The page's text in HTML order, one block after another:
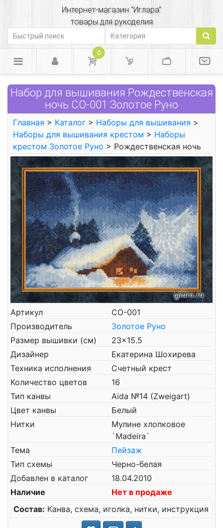
Интернет-магазин "Иглара"
товары для рукоделия
0
Набор для вышивания Рождественская
ночь СО-001 Золотое Руно
Главная > Каталог > Наборы для вышивания >
Наборы для вышивания крестом > Наборы
крестом Золотое Руно > Рождественская ночь
Артикул
СО-001
Производитель
Золотое Руно
Размер вышивки (см)
23x15.5
Дизайнер
Екатерина Шохирева
Техника исполнения
Счетный крест
Количество цветов
16
Тип канвы
Aida №14 (Zweigart)
Цвет канвы
Белый
Нитки
Мулине хлопковое
`Madeira`
Тема
Пейзаж
Тип схемы
Черно-белая
Добавлен в каталог
18.04.2010
Наличие
Нет в продаже
Состав: Канва, схема, иголка, нитки, инструкция